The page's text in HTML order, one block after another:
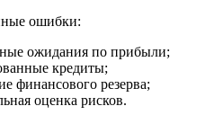
ошибки:
ожидания по прибыли;
кредиты;
финансового резерва;
оценка рисков.